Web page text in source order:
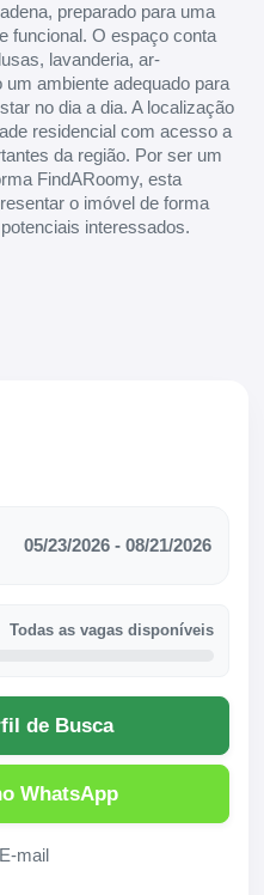
preparado para uma
funcional. O espaço conta
lavanderia, ar-
ambiente adequado para
no dia a dia. A localização
residencial com acesso a
da região. Por ser um
FindARoomy, esta
o imóvel de forma
interessados.
05/23/2026 - 08/21/2026
Todas as vagas disponíveis
de Busca
WhatsApp
mail